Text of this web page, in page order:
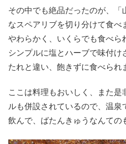
その中でも絶品だったのが、「
なスペアリブを切り分けて食べ
やわらかく、いくらでも食べら
シンプルに塩とハーブで味付け
たれと違い、飽きずに食べられ
ここは料理もおいしく、また是
ルも併設されているので、温泉
飲んで、ばたんきゅうなんての